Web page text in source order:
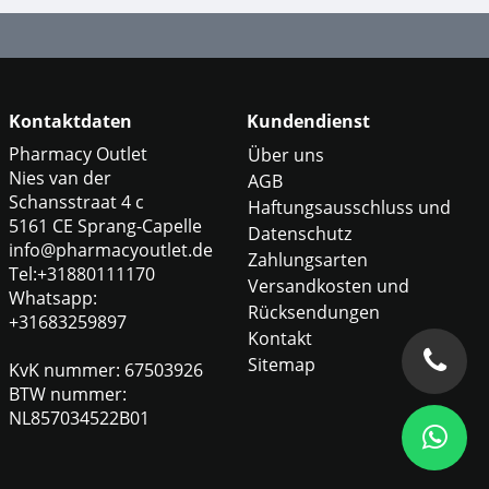
Kontaktdaten
Pharmacy Outlet
Nies van der
Schansstraat 4 c
5161 CE Sprang-Capelle
info@pharmacyoutlet.de
Tel:+31880111170
Whatsapp:
+31683259897
KvK nummer: 67503926
BTW nummer:
NL857034522B01
Kundendienst
Über uns
AGB
Haftungsausschluss und
Datenschutz
Zahlungsarten
Versandkosten und
Rücksendungen
Kontakt
Sitemap